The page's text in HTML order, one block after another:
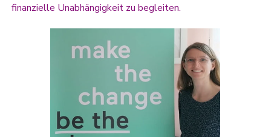
finanzielle Unabhängigkeit zu begleiten.